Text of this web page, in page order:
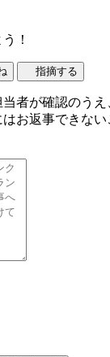
！
指摘する
者が確認のうえ
お返事できな